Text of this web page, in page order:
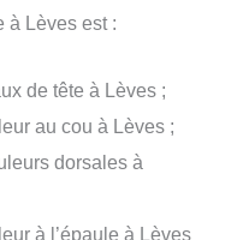
à Lèves est :
de tête à Lèves ;
au cou à Lèves ;
dorsales à
à l’épaule à Lèves